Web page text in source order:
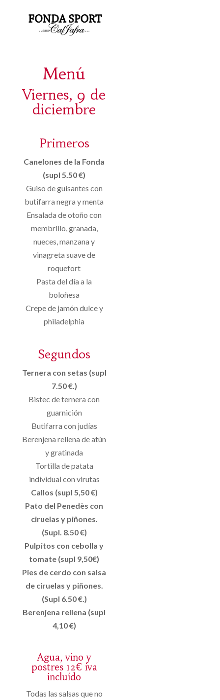
Menú
Viernes, 9 de
diciembre
Primeros
Canelones de la Fonda
(supl 5.50 €)
Guiso de guisantes con
butifarra negra y menta
Ensalada de otoño con
membrillo, granada,
nueces, manzana y
vinagreta suave de
roquefort
Pasta del día a la
boloñesa
Crepe de jamón dulce y
philadelphia
Segundos
Ternera con setas (supl
7.50 €.)
Bistec de ternera con
guarnición
Butifarra con judías
Berenjena rellena de atún
y gratinada
Tortilla de patata
individual con virutas
Callos (supl 5,50 €)
Pato del Penedès con
ciruelas y piñones.
(Supl. 8.50 €)
Pulpitos con cebolla y
tomate (supl 9,50€)
Pies de cerdo con salsa
de ciruelas y piñones.
(Supl 6.50 €.)
Berenjena rellena (supl
4,10 €)
Agua, vino y
postres 12€ iva
incluído
Todas las salsas que no